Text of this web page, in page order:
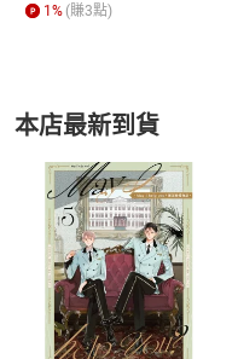
付款方式
ATM轉帳、信用卡、
1 % (賺3點)
本店最新到貨